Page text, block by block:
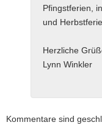
Pfingstferien,
und
Herzliche
Lynn Winkler
Kommentare sind